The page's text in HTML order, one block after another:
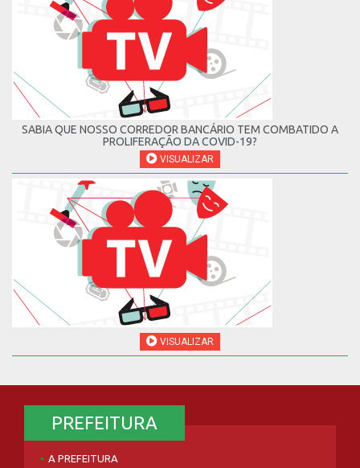
SABIA QUE NOSSO CORREDOR BANCÁRIO TEM COMBATIDO A
PROLIFERAÇÃO DA COVID-19?
VISUALIZAR
VISUALIZAR
PREFEITURA
A PREFEITURA